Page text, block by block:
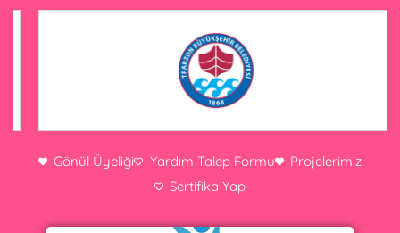
Gönül Üyeliği Yardım Talep Formu
Projelerimiz
Sertifika Yap